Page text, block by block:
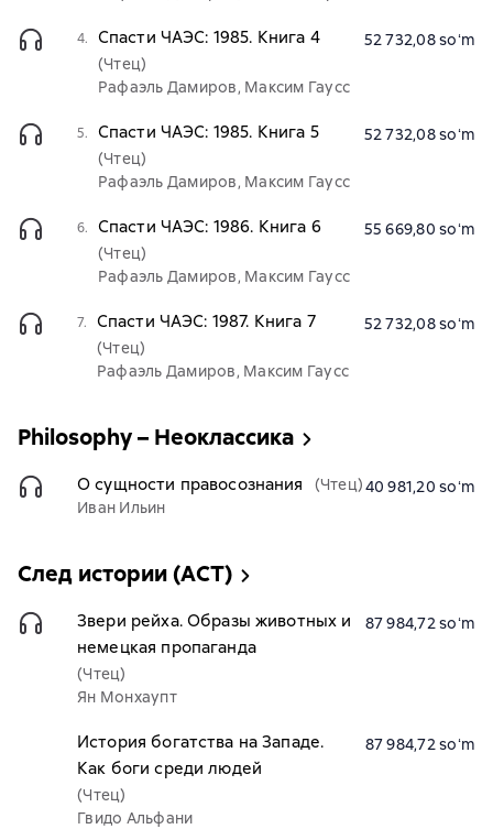
4. Спасти ЧАЭС: 1985. Книга 4
(Чтец)
Рафаэль Дамиров, Максим Гаусс
52 732,08 soʻm
5. Спасти ЧАЭС: 1985. Книга 5
(Чтец)
Рафаэль Дамиров, Максим Гаусс
52 732,08 soʻm
6. Спасти ЧАЭС: 1986. Книга 6
(Чтец)
Рафаэль Дамиров, Максим Гаусс
55 669,80 soʻm
7. Спасти ЧАЭС: 1987. Книга 7
(Чтец)
Рафаэль Дамиров, Максим Гаусс
52 732,08 soʻm
Philosophy – Неоклассика
О сущности правосознания
(Чтец)
Иван Ильин
40 981,20 soʻm
След истории (АСТ)
Звери рейха. Образы животных и
немецкая пропаганда
(Чтец)
Ян Монхаупт
87 984,72 soʻm
История богатства на Западе.
Как боги среди людей
(Чтец)
Гвидо Альфани
87 984,72 soʻm